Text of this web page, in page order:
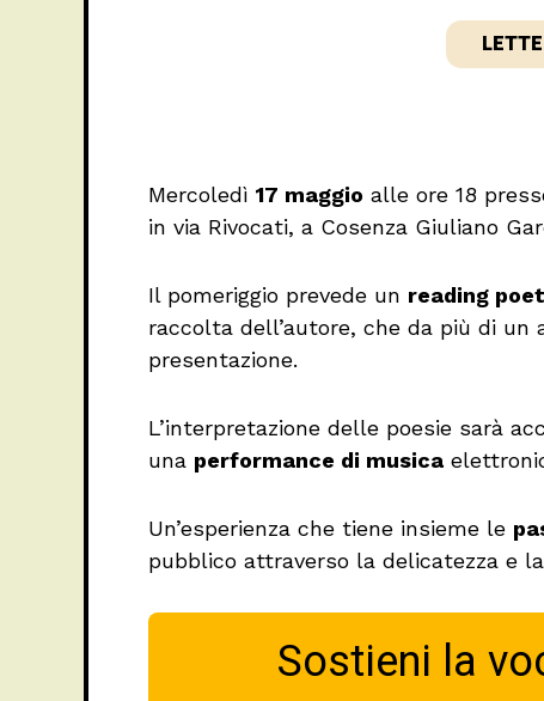
Mercoledì 17 maggio alle ore 18
in via Rivocati, a Cosenza Giuliano
Il pomeriggio prevede un reading
raccolta dell’autore, che da più di un
presentazione.
L’interpretazione delle poesie sarà
una performance di musica
Un’esperienza che tiene insieme le
pubblico attraverso la delicatezza e
Sostieni la